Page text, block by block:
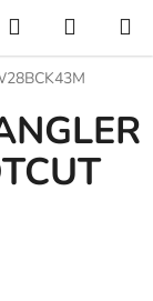
Hledat
KOŠÍK